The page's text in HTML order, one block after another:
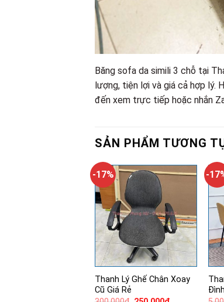
Băng sofa da simili 3 chỗ tại
lượng, tiện lợi và giá cả hợp lý.
đến xem trực tiếp hoặc nhắn
SẢN PHẨM TƯƠNG
-17%
Thanh Lý Ghế Chân Xoay
Cũ Giá Rẻ
-